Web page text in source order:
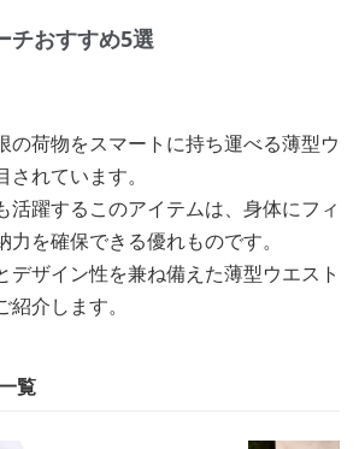
チおすすめ5選
の荷物をスマートに持ち運べる薄型ウ
れています。
活躍するこのアイテムは、身体にフィ
力を確保できる優れものです。
デザイン性を兼ね備えた薄型ウエスト
介します。
覧